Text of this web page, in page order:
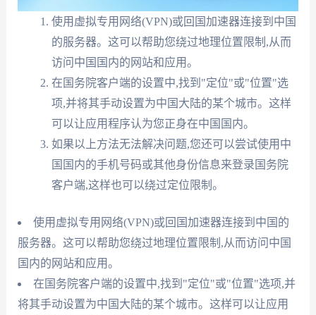
使用虚拟专用网络(VPN)或回国加速器连接到中国
的服务器。这可以帮助您绕过地理位置限制,从而
访问中国国内的网站和应用。
在国务院客户端的设置中,找到"定位"或"位置"选
项,并将其手动设置为中国大陆的某个城市。这样
可以让应用程序认为您正身在中国国内。
如果以上方法无法解决问题,您还可以尝试使用中
国国内的手机号码或其他身份信息来登录国务院
客户端,这样也可以绕过定位限制。
使用虚拟专用网络(VPN)或回国加速器连接到中国的
服务器。这可以帮助您绕过地理位置限制,从而访问中国
国内的网站和应用。
在国务院客户端的设置中,找到"定位"或"位置"选项,并
将其手动设置为中国大陆的某个城市。这样可以让应用